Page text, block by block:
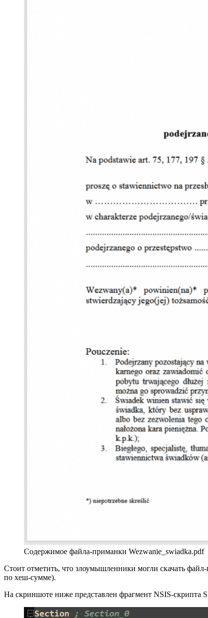
Содержимое файла-приманки Wezwanie_swiadka.pdf
Стоит отметить, что злоумышленники могли скачать
по хеш-сумме).
На скриншоте ниже представлен фрагмент NSIS-скрипта